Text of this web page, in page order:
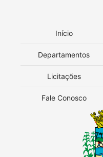
Início
Departamentos
Licitações
Fale Conosco